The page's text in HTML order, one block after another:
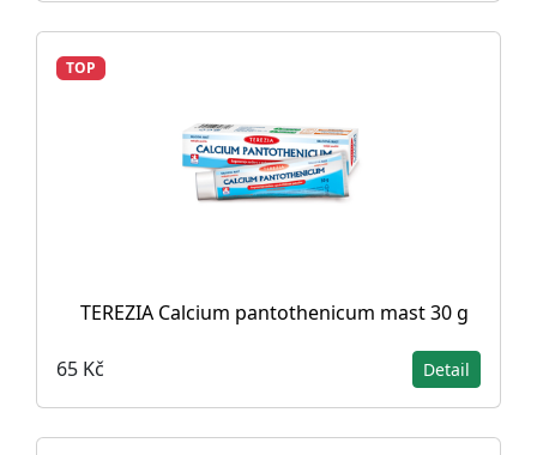
TOP
TEREZIA Calcium pantothenicum mast 30 g
65 Kč Detail